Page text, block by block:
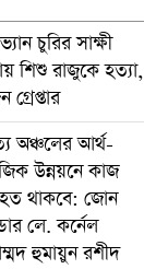
চুরির সাক্ষী
শিশু রাজুকে হত্যা,
অঞ্চলের আর্থ-
উন্নয়নে কাজ
থাকবে: জোন
লে. কর্নেল
হুমায়ুন রশীদ